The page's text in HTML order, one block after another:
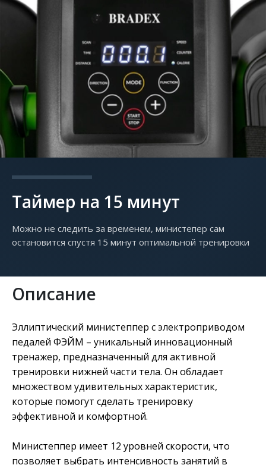
Таймер на 15 минут
Можно не следить за временем, министепер сам
остановится спустя 15 минут оптимальной тренировки
Описание
Эллиптический министеппер c электроприводом
педалей ФЭЙМ – уникальный инновационный
тренажер, предназначенный для активной
тренировки нижней части тела. Он обладает
множеством удивительных характеристик,
которые помогут сделать тренировку
эффективной и комфортной.
Министеппер имеет 12 уровней скорости, что
позволяет выбрать интенсивность занятий в